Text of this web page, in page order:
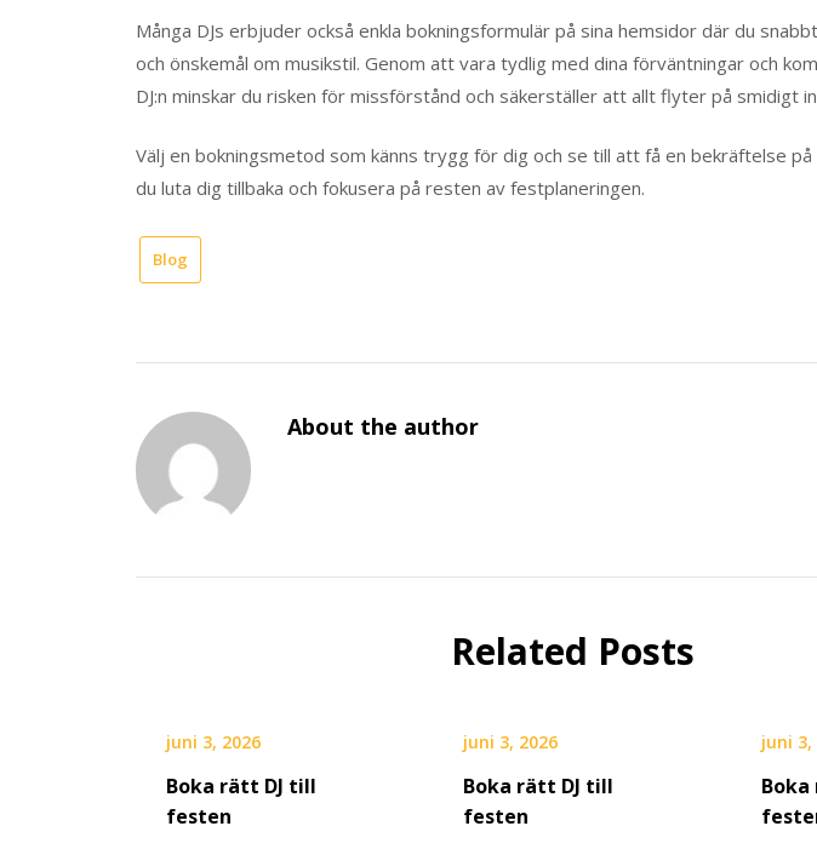
Många DJs erbjuder också enkla bokningsformulär på sina hemsidor där du
och önskemål om musikstil. Genom att vara tydlig med dina förväntningar och
DJ:n minskar du risken för missförstånd och säkerställer att allt flyter på smidigt
Välj en bokningsmetod som känns trygg för dig och se till att få en bekräftelse på
du luta dig tillbaka och fokusera på resten av festplaneringen.
Blog
About the author
Related Posts
juni 3, 2026
Boka rätt DJ till
festen
juni 3, 2026
Boka rätt DJ till
festen
juni 3,